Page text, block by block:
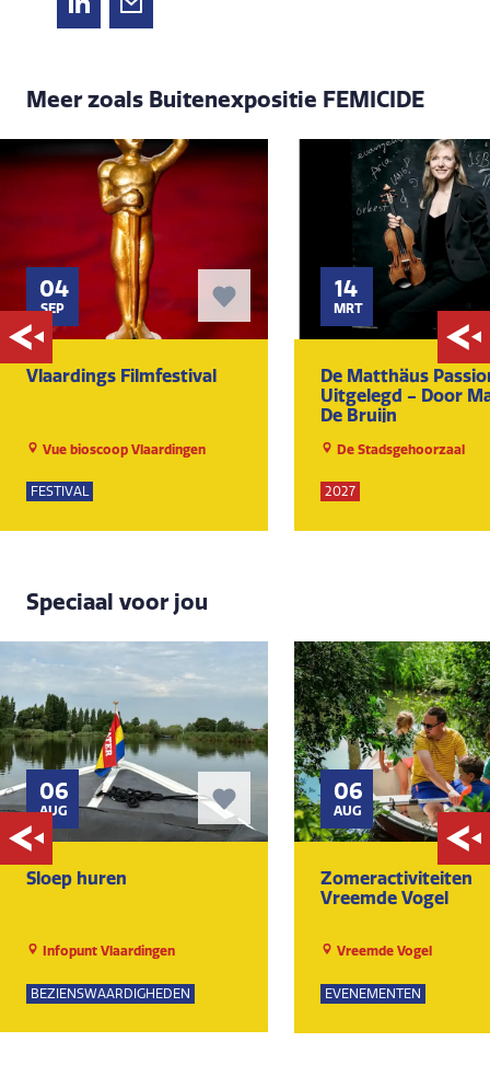
Meer zoals Buitenexpositie FEMICIDE
04
SEP
Vlaardings Filmfestival
Vue bioscoop Vlaardingen
FESTIVAL
14
MRT
De Matthäus
Uitgelegd - Door
De Bruijn
De Stadsgehoorzaal
2027
Speciaal voor jou
06
AUG
Sloep huren
Infopunt Vlaardingen
BEZIENSWAARDIGHEDEN
06
AUG
Zomeractiviteiten
Vreemde Vogel
Vreemde Vogel
EVENEMENTEN